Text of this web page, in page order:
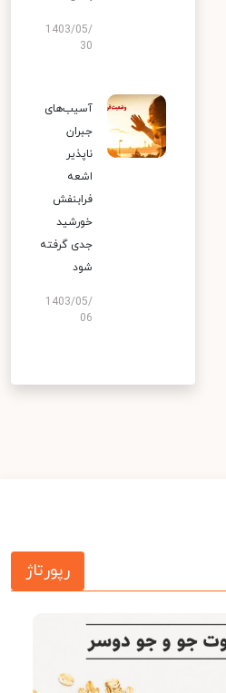
1403/05/
30
آسیب‌های
جبران
ناپذیر
اشعه
فرابنفش
خورشید
جدی گرفته
شود
1403/05/
06
رپورتاژ